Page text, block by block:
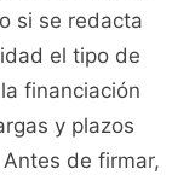
si se redacta
el tipo de
financiación
y plazos
de firmar,